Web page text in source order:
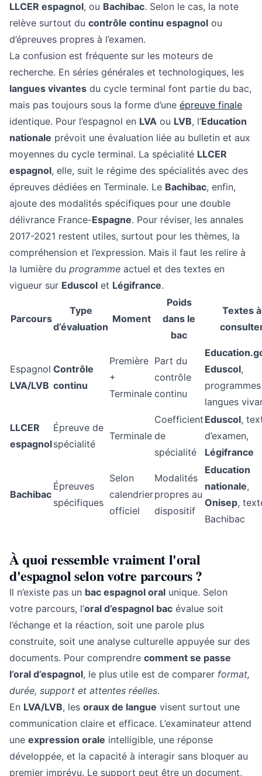
LLCER espagnol, ou Bachibac. Selon le cas, la note
relève surtout du contrôle continu espagnol ou
d’épreuves propres à l’examen.
La confusion est fréquente sur les moteurs de
recherche. En séries générales et technologiques, les
langues vivantes du cycle terminal font partie du bac,
mais pas toujours sous la forme d’une épreuve finale
identique. Pour l’espagnol en LVA ou LVB, l’Education
nationale prévoit une évaluation liée au bulletin et aux
moyennes du cycle terminal. La spécialité LLCER
espagnol, elle, suit le régime des spécialités avec des
épreuves dédiées en Terminale. Le Bachibac, enfin,
ajoute des modalités spécifiques pour une double
délivrance France-Espagne. Pour réviser, les annales
2017-2021 restent utiles, surtout pour les thèmes, la
compréhension et l’expression. Mais il faut les relire à
la lumière du programme actuel et des textes en
vigueur sur Eduscol et Légifrance.
Parcours
Type
d’évaluation
Moment
Poids
dans le
bac
Textes à
Espagnol
LVA/LVB
Contrôle
continu
Première
+
Terminale
Part du
contrôle
continu
Eduscol,
langues
LLCER
espagnol
Épreuve de
spécialité
Terminale
Coefficient
de
spécialité
Eduscol,
d’examen,
Légifrance
Bachibac
Épreuves
spécifiques
Selon
calendrier
officiel
Modalités
propres au
dispositif
Education
nationale,
Onisep,
Bachibac
À quoi ressemble vraiment l'oral
d'espagnol selon votre parcours ?
Il n’existe pas un bac espagnol oral unique. Selon
votre parcours, l’oral d’espagnol bac évalue soit
l’échange et la réaction, soit une parole plus
construite, soit une analyse culturelle appuyée sur des
documents. Pour comprendre comment se passe
l’oral d’espagnol, le plus utile est de comparer format,
durée, support et attentes réelles.
En LVA/LVB, les oraux de langue visent surtout une
communication claire et efficace. L’examinateur attend
une expression orale intelligible, une réponse
développée, et la capacité à interagir sans bloquer au
premier imprévu. Le support peut être un document,